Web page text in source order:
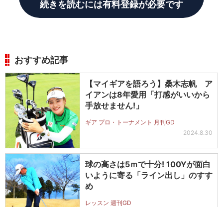
続きを読むには有料登録が必要です
おすすめ記事
【マイギアを語ろう】桑木志帆 ア
イアンは8年愛用「打感がいいから
手放せません!」
ギア プロ・トーナメント 月刊GD
2024.8.30
球の高さは5ｍで十分! 100Yが面白
いように寄る「ライン出し」のすす
め
レッスン 週刊GD